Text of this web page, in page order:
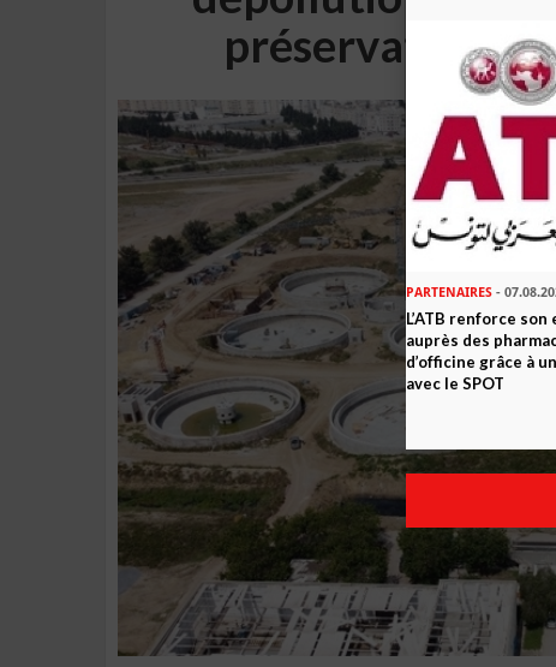
préservation
PARTENAIRES -
L’ATB renforce
auprès des
d’officine grâce à
avec le SPOT